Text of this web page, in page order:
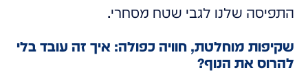
התפיסה שלנו לגבי שטח מסחרי.
שקיפות מוחלטת, חוויה כפולה: איך זה עובד בלי
להרוס את הנוף?